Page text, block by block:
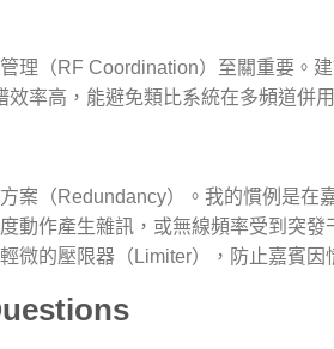
理（RF Coordination）至關重要。
效率高，能避免類比系統在多頻道併
案（Redundancy）。我的慣例是在
動作產生雜訊，或無線頻率受到突
微的壓限器（Limiter），防止嘉賓